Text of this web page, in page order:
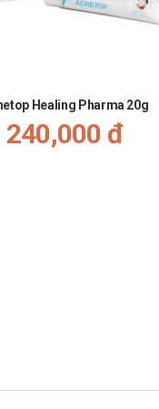
duy trì chế độ ăn dinh
con bú. Tham khảo ý
ngừng dùng sản
Healing Pharma 20g
240,000 đ